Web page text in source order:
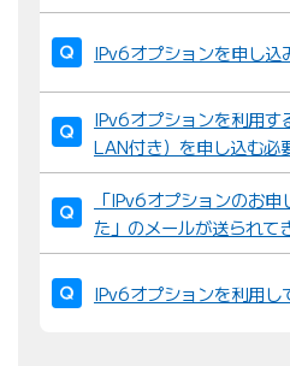
IPv6オプションを申し込
IPv6オプションを利用す
LAN付き）を申し込む必
「IPv6オプションのお
た」のメールが送られて
IPv6オプションを利用し